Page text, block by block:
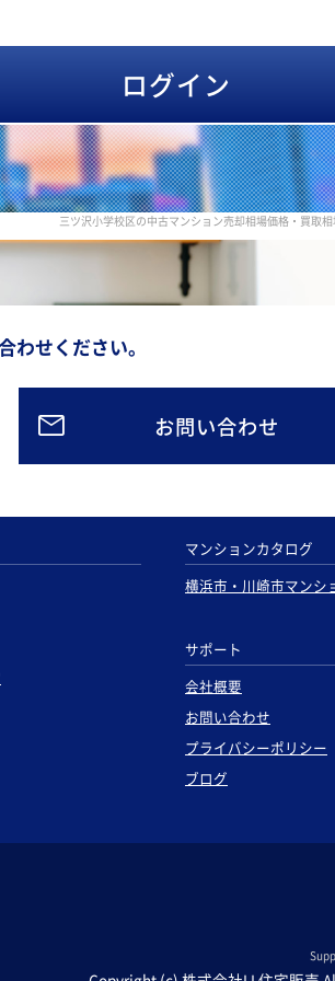
ログイン
三ツ沢小学校区の中古マンション売却相場価格・買取
わせください。
お問い合わせ
マンションカタログ
横浜市・川崎市マンシ
サポート
会社概要
お問い合わせ
プライバシーポリシー
ブログ